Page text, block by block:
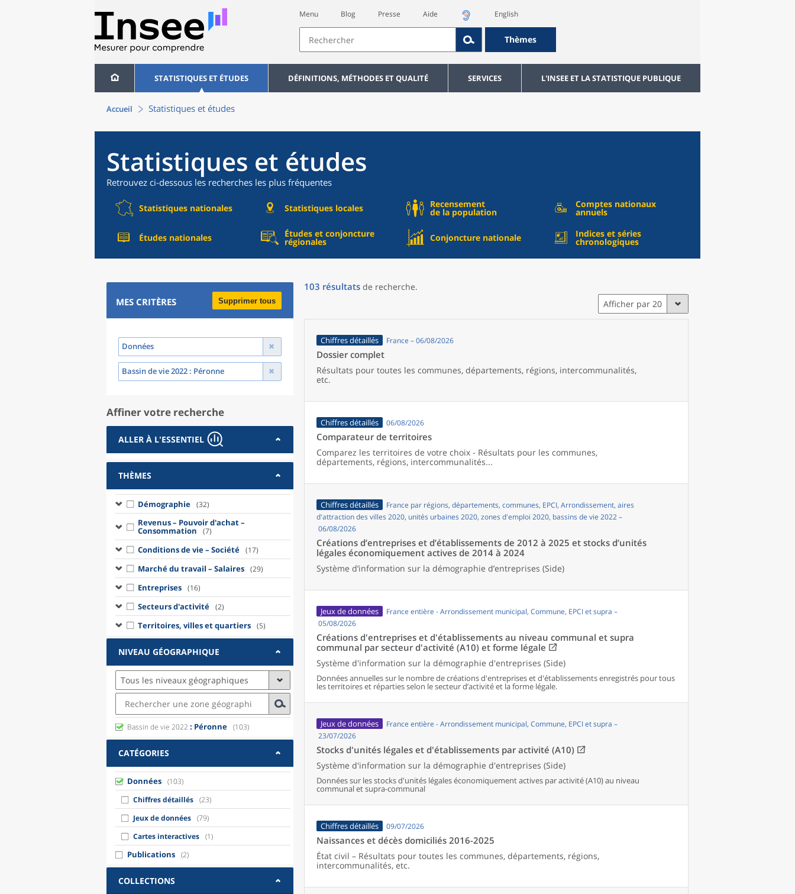
Menu Blog Presse Aide English
Thèmes
STATISTIQUES ET ÉTUDES DÉFINITIONS, MÉTHODES ET QUALITÉ SERVICES L'INSEE ET LA STATISTIQUE PUBLIQUE
Accueil Statistiques et études
Statistiques et études
Retrouvez ci-dessous les recherches les plus fréquentes
Statistiques nationales Statistiques locales Recensement
de la population
Comptes nationaux
annuels
Études nationales Études et conjoncture
régionales Conjoncture nationale Indices et séries
chronologiques
MES CRITÈRES Supprimer tous
Données
Bassin de vie 2022 : Péronne
Affiner votre recherche
ALLER À L'ESSENTIEL
THÈMES
Démographie (32)
Revenus – Pouvoir d'achat –
Consommation (7)
Conditions de vie – Société (17)
Marché du travail – Salaires (29)
Entreprises (16)
Secteurs d'activité (2)
Territoires, villes et quartiers (5)
NIVEAU GÉOGRAPHIQUE
Tous les niveaux géographiques
Bassin de vie 2022 : Péronne (103)
CATÉGORIES
Données (103)
Chiffres détaillés (23)
Jeux de données (79)
Cartes interactives (1)
Publications (2)
COLLECTIONS
103 résultats de recherche.
Afficher par 20
Chiffres détaillés France – 06/08/2026
Dossier complet
Résultats pour toutes les communes, départements, régions, intercommunalités,
etc.
Chiffres détaillés 06/08/2026
Comparateur de territoires
Comparez les territoires de votre choix - Résultats pour les communes,
départements, régions, intercommunalités...
Chiffres détaillés
France par régions, départements, communes, EPCI, Arrondissement, aires
d'attraction des villes 2020, unités urbaines 2020, zones d'emploi 2020, bassins de vie 2022 –
06/08/2026
Créations d’entreprises et d’établissements de 2012 à 2025 et stocks d’unités
légales économiquement actives de 2014 à 2024
Système d’information sur la démographie d’entreprises (Side)
Jeux de données
France entière - Arrondissement municipal, Commune, EPCI et supra –
05/08/2026
Créations d'entreprises et d'établissements au niveau communal et supra
communal par secteur d'activité (A10) et forme légale
Système d'information sur la démographie d'entreprises (Side)
Données annuelles sur le nombre de créations d'entreprises et d'établissements enregistrés pour tous
les territoires et réparties selon le secteur d’activité et la forme légale.
Jeux de données
France entière - Arrondissement municipal, Commune, EPCI et supra –
23/07/2026
Stocks d'unités légales et d'établissements par activité (A10)
Système d'information sur la démographie d'entreprises (Side)
Données sur les stocks d'unités légales économiquement actives par activité (A10) au niveau
communal et supra-communal
Chiffres détaillés 09/07/2026
Naissances et décès domiciliés 2016-2025
État civil – Résultats pour toutes les communes, départements, régions,
intercommunalités, etc.